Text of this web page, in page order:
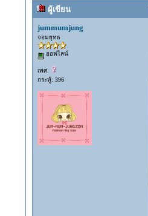
ผู้เขียน
jummumjung
จอมยุทธ
ออฟไลน์
เพศ:
กระทู้: 396